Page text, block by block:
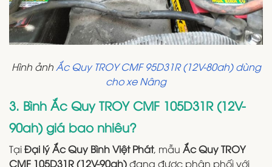
Hình ảnh Ắc Quy TROY CMF 95D31R (12V-80ah) dùng
cho xe Nâng
3. Bình Ắc Quy TROY CMF 105D31R (12V-
90ah) giá bao nhiêu?
TạiĐại lý Ắc Quy Bình Việt Phát, mẫu Ắc Quy TROY
CMF 105D31R (12V-90ah)đang được phân phối với